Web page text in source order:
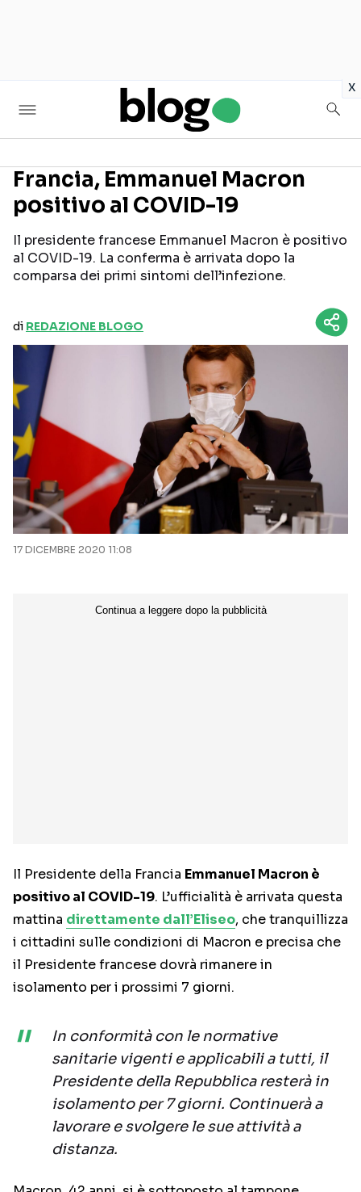
x
Seguici sui social
Francia, Emmanuel Macron
positivo al COVID-19
Il presidente francese Emmanuel Macron è positivo
al COVID-19. La conferma è arrivata dopo la
comparsa dei primi sintomi dell’infezione.
di REDAZIONE BLOGO
17 DICEMBRE 2020 11:08
Il Presidente della Francia Emmanuel Macron è
positivo al COVID-19. L’ufficialità è arrivata questa
mattina direttamente dall’Eliseo, che tranquillizza
i cittadini sulle condizioni di Macron e precisa che
il Presidente francese dovrà rimanere in
isolamento per i prossimi 7 giorni.
In conformità con le normative
sanitarie vigenti e applicabili a tutti, il
Presidente della Repubblica resterà in
isolamento per 7 giorni. Continuerà a
lavorare e svolgere le sue attività a
distanza.